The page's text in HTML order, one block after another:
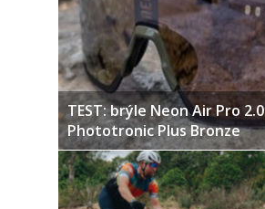
TEST: brýle Neon Air Pro 2.0
Phototronic Plus Bronze